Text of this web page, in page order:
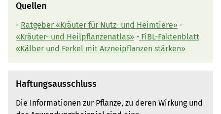
Quellen
- Ratgeber «Kräuter für Nutz- und Heimtiere» -
«Kräuter- und Heilpflanzenatlas» - FiBL-Faktenblatt
«Kälber und Ferkel mit Arzneipflanzen stärken»
Haftungsausschluss
Die Informationen zur Pflanze, zu deren Wirkung und